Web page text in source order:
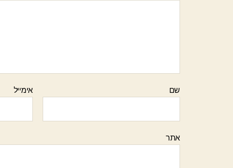
שם אימייל
אתר